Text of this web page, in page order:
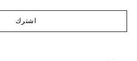
اشترك